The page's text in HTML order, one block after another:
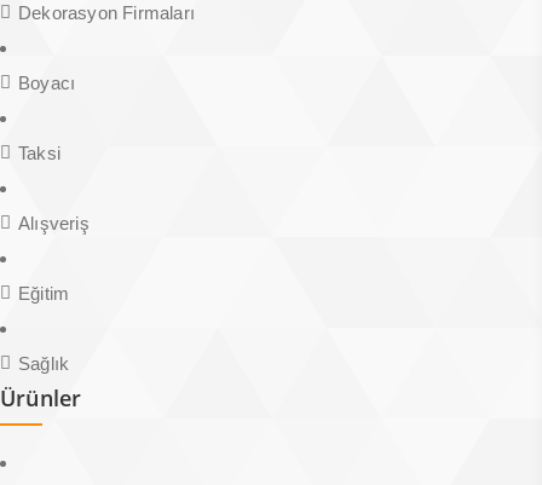
Dekorasyon Firmaları
Boyacı
Taksi
Alışveriş
Eğitim
Sağlık
Ürünler